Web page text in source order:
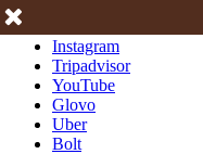
Instagram
Tripadvisor
YouTube
Glovo
Uber
Bolt